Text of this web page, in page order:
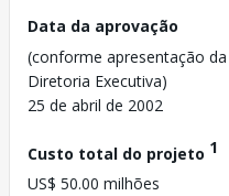
Data da aprovação
(conforme apresentação da
Diretoria Executiva)
25 de abril de 2002
Custo total do projeto 1
US$ 50.00 milhões